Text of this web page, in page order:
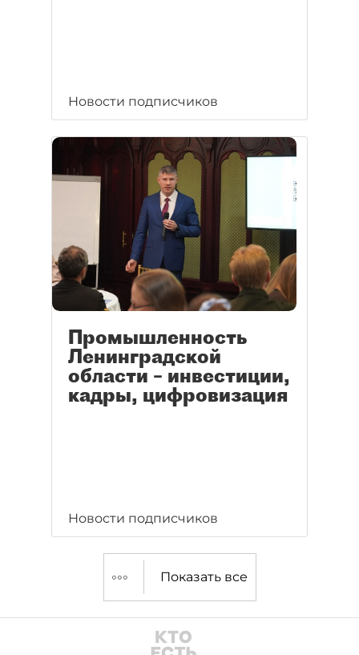
Новости подписчиков
Промышленность
Ленинградской
области – инвестиции,
кадры, цифровизация
Новости подписчиков
Показать все